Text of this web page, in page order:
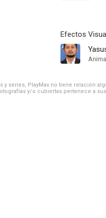
Efectos
series, PlayMax no tiene relación
y/o cubiertas pertenece a